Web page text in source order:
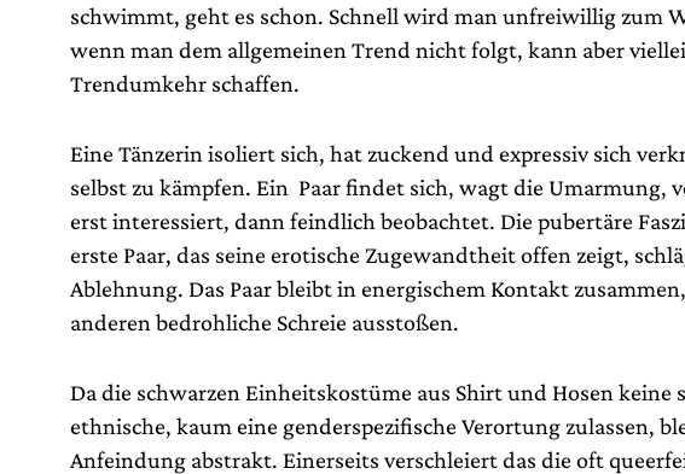
schwimmt, geht es schon. Schnell wird man unfreiwillig zum
wenn man dem allgemeinen Trend nicht folgt, kann aber
Trendumkehr schaffen.
Eine Tänzerin isoliert sich, hat zuckend und expressiv sich
selbst zu kämpfen. Ein Paar findet sich, wagt die Umarmung,
erst interessiert, dann feindlich beobachtet. Die pubertäre
erste Paar, das seine erotische Zugewandtheit offen zeigt,
Ablehnung. Das Paar bleibt in energischem Kontakt
anderen bedrohliche Schreie ausstoßen.
Da die schwarzen Einheitskostüme aus Shirt und Hosen keine
ethnische, kaum eine genderspezifische Verortung zulassen,
Anfeindung abstrakt. Einerseits verschleiert das die oft